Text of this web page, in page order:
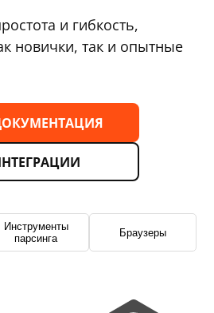
и гибкость,
новички, так и опытные
Инструменты
парсинга
Браузеры